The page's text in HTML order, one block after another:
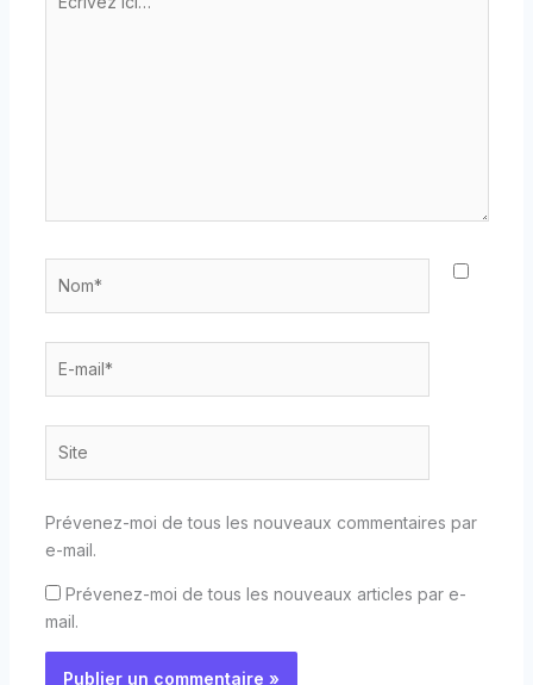
ici…
mail*
Prévenez-moi de tous les nouveaux commentaires par
e-mail.
Prévenez-moi de tous les nouveaux articles par e-
mail.